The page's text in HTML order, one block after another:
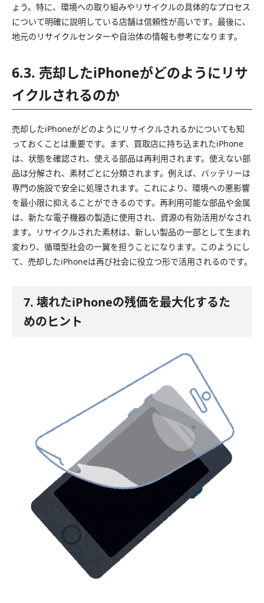
ょう。特に、環境への取り組みやリサイクルの具体的なプロセス
について明確に説明している店舗は信頼性が高いです。最後に、
地元のリサイクルセンターや自治体の情報も参考になります。
6.3. 売却したiPhoneがどのようにリサ
イクルされるのか
売却したiPhoneがどのようにリサイクルされるかについても知
っておくことは重要です。まず、買取店に持ち込まれたiPhone
は、状態を確認され、使える部品は再利用されます。使えない部
品は分解され、素材ごとに分類されます。例えば、バッテリーは
専門の施設で安全に処理されます。これにより、環境への悪影響
を最小限に抑えることができるのです。再利用可能な部品や金属
は、新たな電子機器の製造に使用され、資源の有効活用がなされ
ます。リサイクルされた素材は、新しい製品の一部として生まれ
変わり、循環型社会の一翼を担うことになります。このようにし
て、売却したiPhoneは再び社会に役立つ形で活用されるのです。
7. 壊れたiPhoneの残価を最大化するた
めのヒント